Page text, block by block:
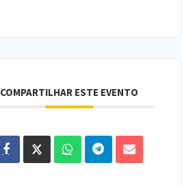
COMPARTILHAR ESTE EVENTO